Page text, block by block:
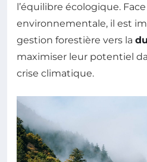
l’équilibre écologique.
environnementale, il est
gestion forestière vers la
maximiser leur potentiel
crise climatique.